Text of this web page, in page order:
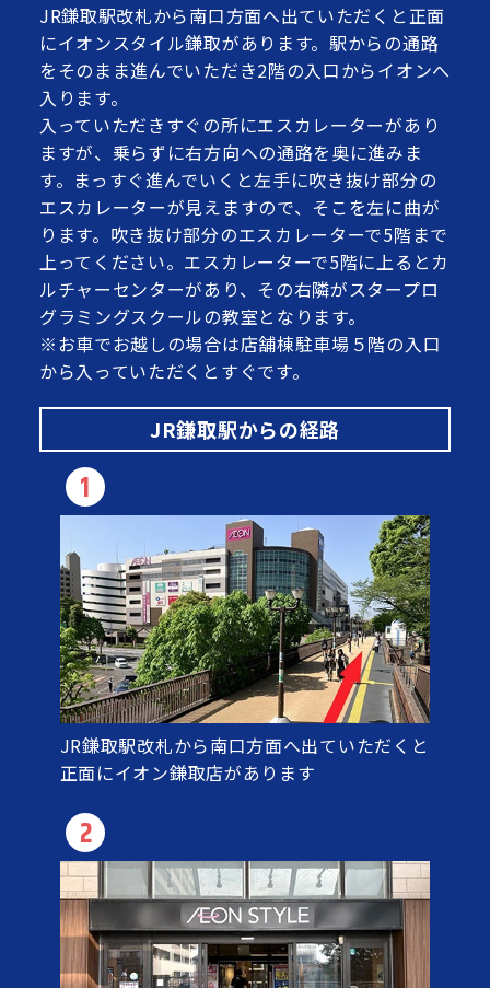
JR鎌取駅改札から南口方面へ出ていただくと正面
にイオンスタイル鎌取があります。駅からの通路
をそのまま進んでいただき2階の入口からイオンへ
入ります。
入っていただきすぐの所にエスカレーターがあり
ますが、乗らずに右方向への通路を奥に進みま
す。まっすぐ進んでいくと左手に吹き抜け部分の
エスカレーターが見えますので、そこを左に曲が
ります。吹き抜け部分のエスカレーターで5階まで
上ってください。エスカレーターで5階に上るとカ
ルチャーセンターがあり、その右隣がスタープロ
グラミングスクールの教室となります。
※お車でお越しの場合は店舗棟駐車場５階の入口
から入っていただくとすぐです。
JR鎌取駅からの経路
1
JR鎌取駅改札から南口方面へ出ていただくと
正面にイオン鎌取店があります
2